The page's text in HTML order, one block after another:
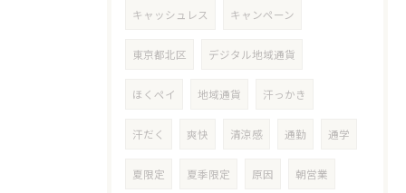
キャッシュレス キャンペーン
東京都北区 デジタル地域通貨
ほくペイ 地域通貨 汗っかき
汗だく 爽快 清涼感 通勤 通学
夏限定 夏季限定 原因 朝営業